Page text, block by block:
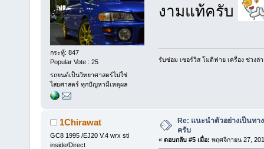
กระทู้: 847
Popular Vote : 25
รถยนต์เป็นวิทยาศาสตร์ไม่ใช่
ไสยศาสตร์ ทุกปัญหามีเหตุผล
งามแท้ครับ
รับซ่อม เซอร์วิส โมดิฟาย เครื่อง ช่วง
1Chirawat
GC8 1995 /EJ20 V.4 wrx sti
inside/Direct
Re: แนะนำตัวอย่างเป็นทา
ครับ
« ตอบกลับ #5 เมื่อ: พฤศจิกายน 27,